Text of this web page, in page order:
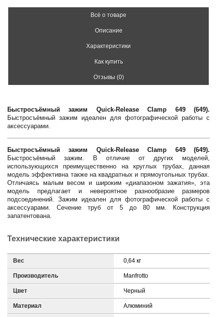
Всё о товаре
Описание
Характеристики
Как купить
Отзывы (0)
Быстросъёмный зажим Quick-Release Clamp 649 (649).
Быстросъёмный зажим идеален для фотографической работы с
аксессуарами.
Быстросъёмный зажим Quick-Release Clamp 649 (649).
Быстросъёмный зажим. В отличие от других моделей,
использующихся преимущественно на круглых трубах, данная
модель эффективна также на квадратных и прямоугольных трубах.
Отличаясь малым весом и широким «диапазоном зажатия», эта
модель предлагает и невероятное разнообразие размеров
подсоединений. Зажим идеален для фотографической работы с
аксессуарами. Сечение труб от 5 до 80 мм. Конструкция
запатентована.
Технические характеристики
Вес 0,64 кг
Производитель Manfrotto
Цвет Черный
Материал Алюминий